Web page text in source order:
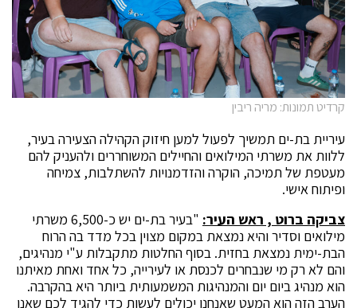
קרדיט תמונות: מריה ריבין
עיריית בת-ים תמשיך לפעול למען חיזוק הקהילה הצעירה בעיר,
ללוות את משרתי המילואים והחיילים המשוחררים ולהעניק להם
מעטפת של תמיכה, הוקרה והזדמנויות להשתלבות, צמיחה
ופיתוח אישי.
צביקה ברוט , ראש העיר:
"בעיר בת-ים יש כ-6,500 משרתי
מילואים וסדיר והיא נמצאת במקום מצוין בכל מדד בה הרוח
הבת-ימית נמצאת בחזית. בסוף החלטות מתקבלות ע"י מנהיגים,
והם לא רק מי שנבחרים לכנסת או לעירייה, כל אחד ואחת מאיתנו
הוא מנהיג ביום יום והמנהיגות המשמעותית ביותר היא בהקרבה.
הערב הזה הוא המעט שאנחנו יכולים לעשות כדי להגיד לכם שאנו